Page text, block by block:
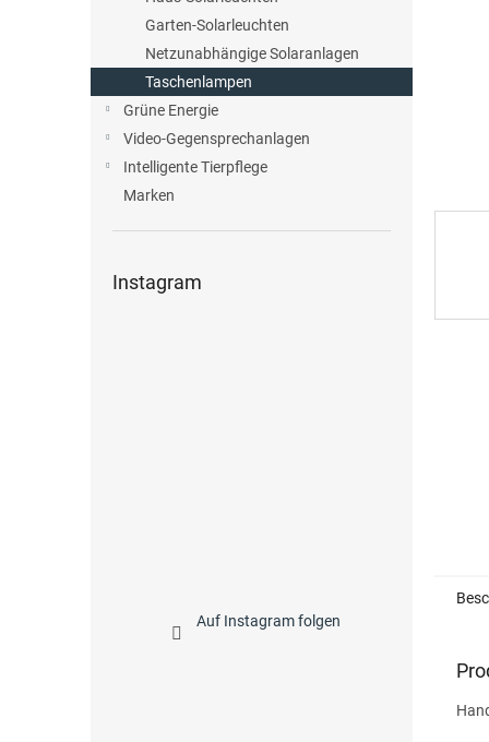
Garten-Solarleuchten
Netzunabhängige Solaranlagen
Taschenlampen
Grüne Energie
Video-Gegensprechanlagen
Intelligente Tierpflege
Marken
Instagram
Auf Instagram folgen